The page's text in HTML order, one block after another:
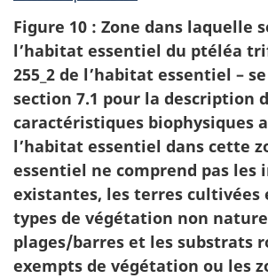
Figure 10 : Zone dans laquelle
l’habitat essentiel du ptéléa
255_2 de l’habitat essentiel –
section 7.1 pour la description
caractéristiques biophysiques
l’habitat essentiel dans cette
essentiel ne comprend pas
existantes, les terres cultivées
types de végétation non
plages/barres et les substrats
exempts de végétation ou les